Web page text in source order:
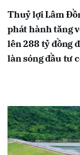
Thuỷ lợi Lâm
phát hành tăng
lên 288 tỷ đồng
làn sóng đầu tư